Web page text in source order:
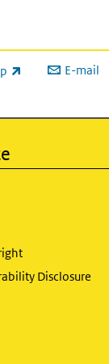
E-mail
Disclosure